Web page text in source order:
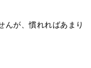
んが、慣れればあまり